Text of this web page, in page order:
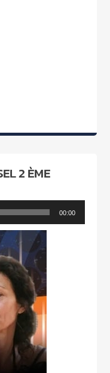
2 ÈME
00:00